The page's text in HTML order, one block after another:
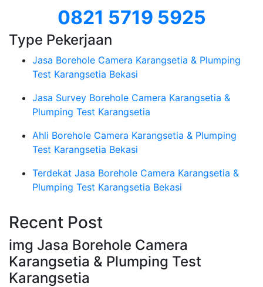
0821 5719 5925
Type Pekerjaan
Jasa Borehole Camera Karangsetia & Plumping
Test Karangsetia Bekasi
Jasa Survey Borehole Camera Karangsetia &
Plumping Test Karangsetia
Ahli Borehole Camera Karangsetia & Plumping
Test Karangsetia Bekasi
Terdekat Jasa Borehole Camera Karangsetia &
Plumping Test Karangsetia Bekasi
Recent Post
img Jasa Borehole Camera
Karangsetia & Plumping Test
Karangsetia